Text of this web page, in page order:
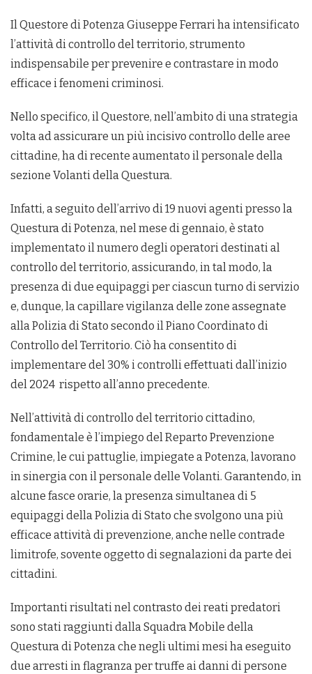
Il Questore di Potenza Giuseppe Ferrari ha intensificato
l’attività di controllo del territorio, strumento
indispensabile per prevenire e contrastare in modo
efficace i fenomeni criminosi.
Nello specifico, il Questore, nell’ambito di una strategia
volta ad assicurare un più incisivo controllo delle aree
cittadine, ha di recente aumentato il personale della
sezione Volanti della Questura.
Infatti, a seguito dell’arrivo di 19 nuovi agenti presso la
Questura di Potenza, nel mese di gennaio, è stato
implementato il numero degli operatori destinati al
controllo del territorio, assicurando, in tal modo, la
presenza di due equipaggi per ciascun turno di servizio
e, dunque, la capillare vigilanza delle zone assegnate
alla Polizia di Stato secondo il Piano Coordinato di
Controllo del Territorio. Ciò ha consentito di
implementare del 30% i controlli effettuati dall’inizio
del 2024 rispetto all’anno precedente.
Nell’attività di controllo del territorio cittadino,
fondamentale è l’impiego del Reparto Prevenzione
Crimine, le cui pattuglie, impiegate a Potenza, lavorano
in sinergia con il personale delle Volanti. Garantendo, in
alcune fasce orarie, la presenza simultanea di 5
equipaggi della Polizia di Stato che svolgono una più
efficace attività di prevenzione, anche nelle contrade
limitrofe, sovente oggetto di segnalazioni da parte dei
cittadini.
Importanti risultati nel contrasto dei reati predatori
sono stati raggiunti dalla Squadra Mobile della
Questura di Potenza che negli ultimi mesi ha eseguito
due arresti in flagranza per truffe ai danni di persone